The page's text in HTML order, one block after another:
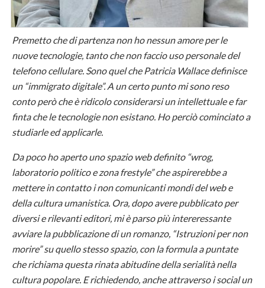
Premetto che di partenza non ho nessun amore per le
nuove tecnologie, tanto che non faccio uso personale del
telefono cellulare. Sono quel che Patricia Wallace definisce
un “immigrato digitale”. A un certo punto mi sono reso
conto però che è ridicolo considerarsi un intellettuale e far
finta che le tecnologie non esistano. Ho perciò cominciato a
studiarle ed applicarle.
Da poco ho aperto uno spazio web definito “wrog,
laboratorio politico e zona frestyle” che aspirerebbe a
mettere in contatto i non comunicanti mondi del web e
della cultura umanistica. Ora, dopo avere pubblicato per
diversi e rilevanti editori, mi è parso più intereressante
avviare la pubblicazione di un romanzo, “Istruzioni per non
morire” su quello stesso spazio, con la formula a puntate
che richiama questa rinata abitudine della serialità nella
cultura popolare. E richiedendo, anche attraverso i social un